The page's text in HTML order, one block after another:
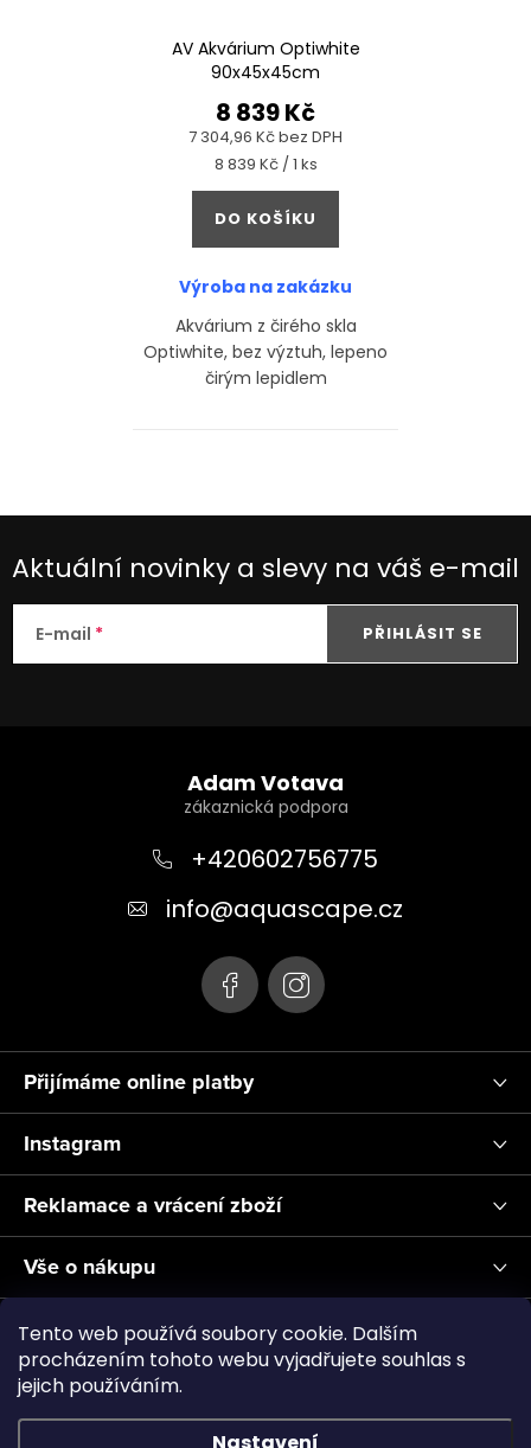
Tento web používá soubory cookie. Dalším
procházením tohoto webu vyjadřujete souhlas s
jejich používáním.
AV Akvárium Optiwhite
90x45x45cm
7 304,96 Kč bez DPH
8 839 Kč
Měrná
cena:
8 839 Kč / 1 ks
DO KOŠÍKU
Výroba na zakázku
Akvárium z čirého skla
Optiwhite, bez výztuh, lepeno
čirým lepidlem
Aktuální novinky a slevy na váš e-mail
E-mail PŘIHLÁSIT SE
Přijímáme online platby
Adam Votava
+420602756775
info@aquascape.cz
Instagram
Reklamace a vrácení zboží
Vše o nákupu
Informace pro Vás
Realizace a servis akvárií ↗